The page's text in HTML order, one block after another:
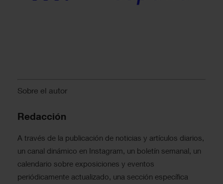
Sobre el autor
Redacción
A través de la publicación de noticias y artículos diarios,
un canal dinámico en Instagram, un boletín semanal, un
calendario sobre exposiciones y eventos
periódicamente actualizado, una sección específica